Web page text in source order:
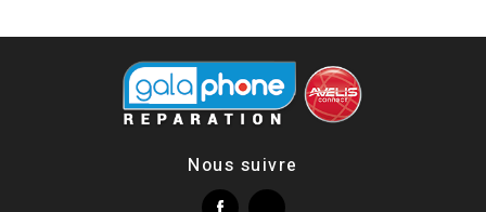
Nous suivre